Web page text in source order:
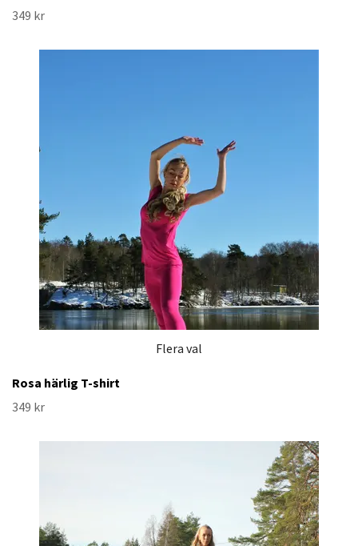
349 kr
Flera val
Rosa härlig T-shirt
349 kr